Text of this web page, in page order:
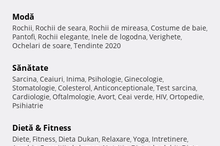
Modă
Rochii, Rochii de seara, Rochii de mireasa, Costume de baie,
Pantofi, Rochii elegante, Inele de logodna, Verighete,
Ochelari de soare, Tendinte 2020
Sănătate
Sarcina, Ceaiuri, Inima, Psihologie, Ginecologie,
Stomatologie, Colesterol, Anticonceptionale, Test sarcina,
Cardiologie, Oftalmologie, Avort, Ceai verde, HIV, Ortopedie,
Psihiatrie
Dietă & Fitness
Diete, Fitness, Dieta Dukan, Relaxare, Yoga, Intretinere,